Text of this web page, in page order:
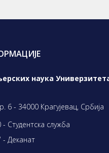
наука
6 - 34000 Крагујевац, Србија
Студентска служба
- Деканат